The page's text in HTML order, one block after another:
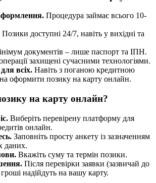
Процедура займає всього 10-
Позики доступні 24/7, навіть у вихідні та
документів – лише паспорт та ІПН.
захищені сучасними технологіями.
всіх. Навіть з поганою кредитною
оформити позику на карту онлайн.
на карту онлайн?
Виберіть перевірену платформу для
онлайн.
Заповніть просту анкету із зазначенням
даних.
Вкажіть суму та термін позики.
Після перевірки заявки (зазвичай до
надійдуть на вашу карту.